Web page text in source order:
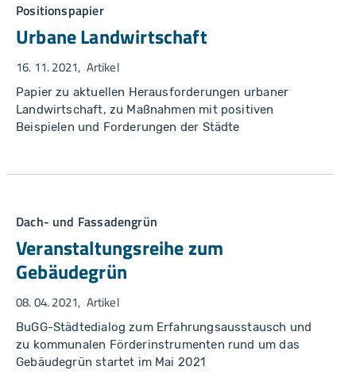
Positionspapier
Urbane Landwirtschaft
16. 11. 2021 Artikel
Papier zu aktuellen Herausforderungen urbaner
Landwirtschaft, zu Maßnahmen mit positiven
Beispielen und Forderungen der Städte
Dach- und Fassadengrün
Veranstaltungsreihe zum
Gebäudegrün
08. 04. 2021 Artikel
BuGG-Städtedialog zum Erfahrungsausstausch und
zu kommunalen Förderinstrumenten rund um das
Gebäudegrün startet im Mai 2021